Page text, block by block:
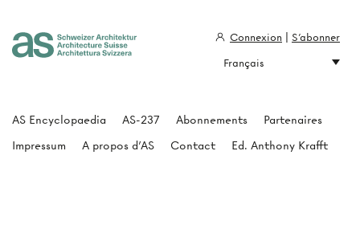
AS Encyclopaedia AS-237 Abonnements
Partenaires
Impressum
A propos d'AS Contact Ed. Anthony Krafft
Connexion
S'abonner
Français